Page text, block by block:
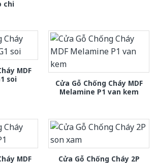
chi
MDF
soi
Cửa Gỗ Chống Cháy MDF
Melamine P1 van kem
MDF
Cửa Gỗ Chống Cháy 2P